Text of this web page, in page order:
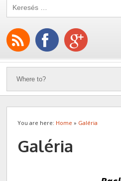
You are here: Home » Galéria
Galéria